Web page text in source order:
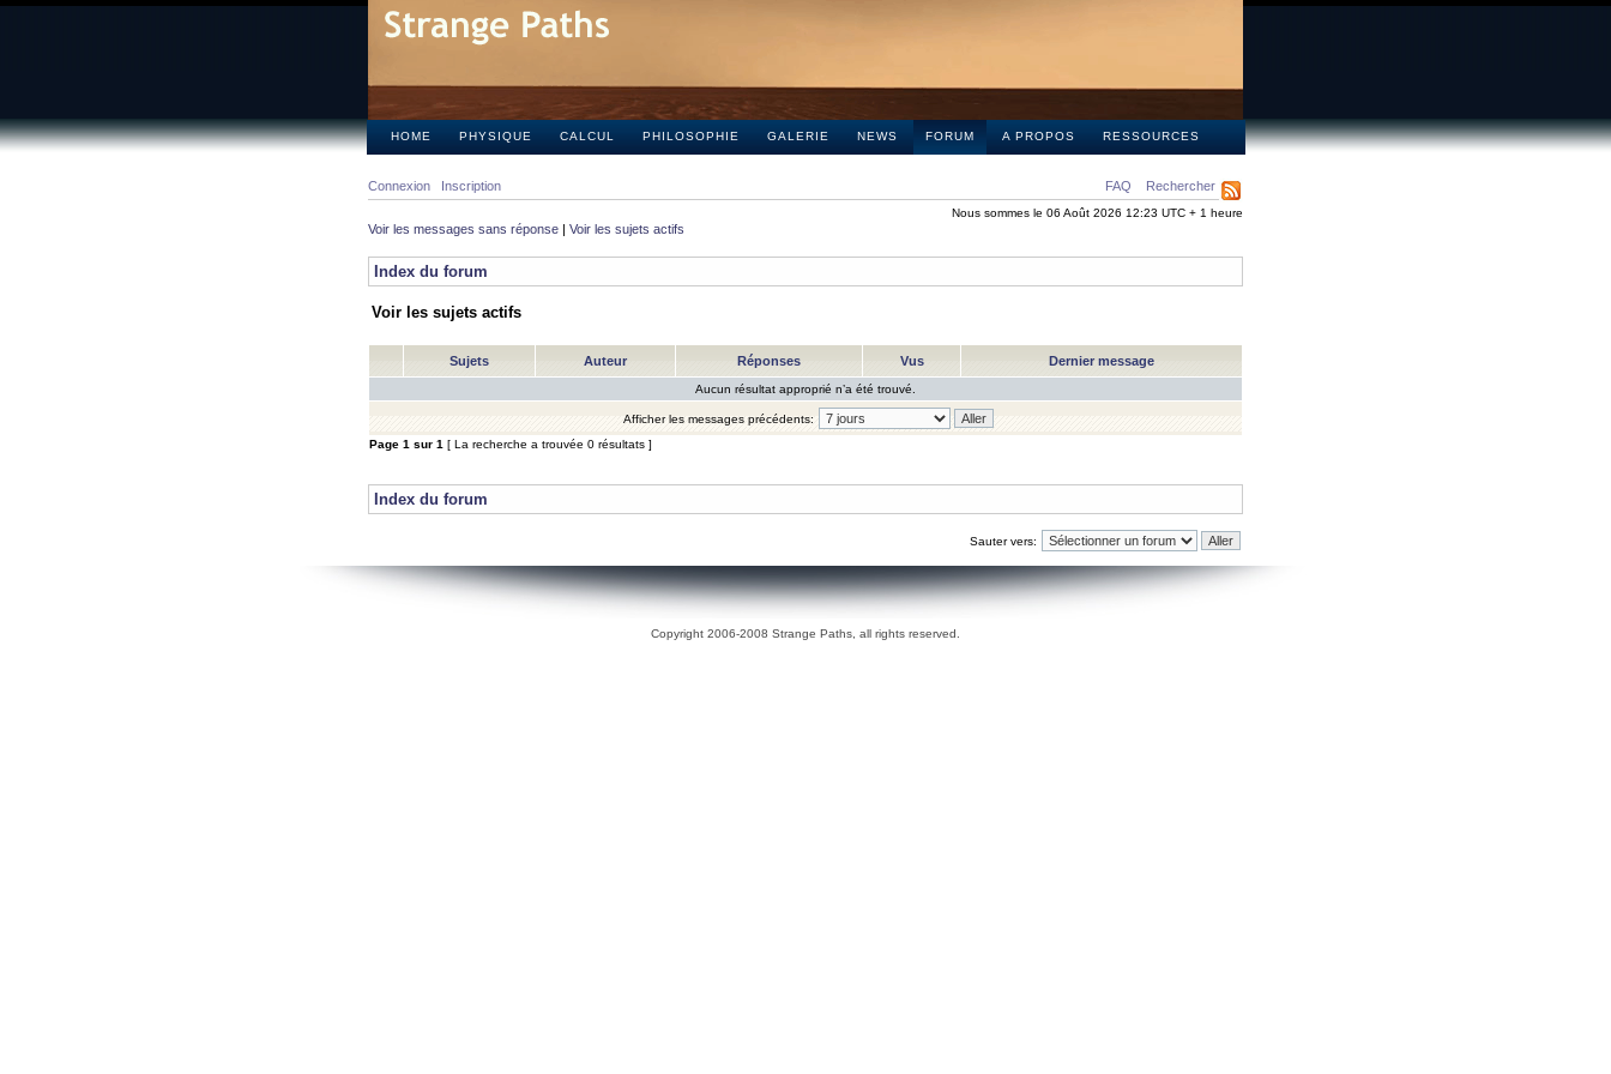
HOME PHYSIQUE CALCUL PHILOSOPHIE GALERIE NEWS FORUM A PROPOS RESSOURCES
FAQ Rechercher
Connexion Inscription
Nous sommes le 06 Août 2026 12:23 UTC + 1 heure
Voir les messages sans réponse | Voir les sujets actifs
Index du forum
Voir les sujets actifs
Sujets Auteur Réponses Vus Dernier message
Aucun résultat approprié n’a été trouvé.
Afficher les messages précédents:
Page 1 sur 1 [ La recherche a trouvée 0 résultats ]
Index du forum
Sauter vers:
Copyright 2006-2008 Strange Paths, all rights reserved.